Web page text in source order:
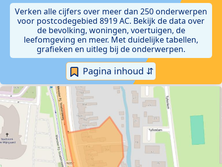
Verken alle cijfers over meer dan 250 onderwerpen
voor postcodegebied 8919 AC. Bekijk de data over
de bevolking, woningen, voertuigen, de
leefomgeving en meer. Met duidelijke tabellen,
grafieken en uitleg bij de onderwerpen.
Pagina inhoud ⇵